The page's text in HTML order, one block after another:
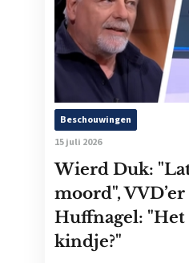
Beschouwingen
15 juli 2026
Wierd Duk:
moord",
Huffnagel: "Het
kindje?"